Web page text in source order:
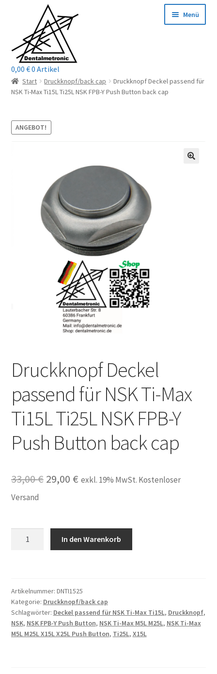
Navigation
springen
springen
Menü
Home
Mein Konto / Login
Reparaturservice
Wichtige Infos
Unsere Firma
Stellenangebote
0,00 €0 Artikel
Start Druckknopf/back cap
Druckknopf Deckel passend für
NSK Ti-Max Ti15L Ti25L NSK FPB-Y Push Button back cap
ANGEBOT!
Druckknopf Deckel
passend für NSK Ti-Max
Ti15L Ti25L NSK FPB-Y
Push Button back cap
33,00€ Ursprünglicher
33,00 €
29,00 €Aktueller
29,00 €.
exkl. 19% MwSt. Kostenloser
Versand
Ti-
Max
Ti15L
Ti25L
In den Warenkorb
Artikelnummer: DNTI1525
Kategorie: Druckknopf/back cap
Schlagwörter: Deckel passend für NSK Ti-Max Ti15L, Druckknopf,
NSK, NSK FPB-Y Push Button, NSK Ti-Max M5L M25L, NSK Ti-Max
M5L M25L X15L X25L Push Button, Ti25L, X15L